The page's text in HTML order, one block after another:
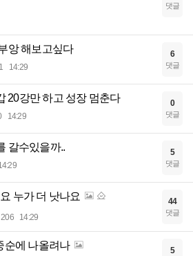
댓글
앙 해보고싶다
14:29
6
댓글
20강만 하고 성장 멈춘다
14:29
0
댓글
갈수있을까.. 5
댓글
누가 더 낫나요
14:29
44
댓글
순에 나올려나 5